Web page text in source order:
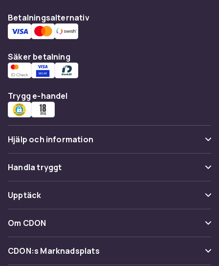
Betalningsalternativ
Säker betalning
Trygg e-handel
Hjälp och information
Vanliga frågor
Spåra paket
Ångra & Returnera här
Kundservice
Handla tryggt
Betalning
Leverans
Återkallelser
Upptäck
Kategorier
Varumärken
Om CDON
Om oss
CDON:s Marknadsplats